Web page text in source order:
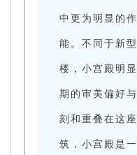
中更为明显的
能。不同于新
楼，小宫殿明
期的审美偏好
刻和重叠在这
筑，小宫殿是